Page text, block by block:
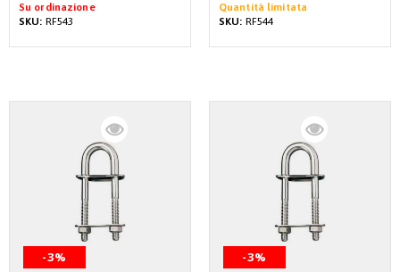
Su ordinazione
SKU: RF543
Quantità limitata
SKU: RF544
-3% -3%